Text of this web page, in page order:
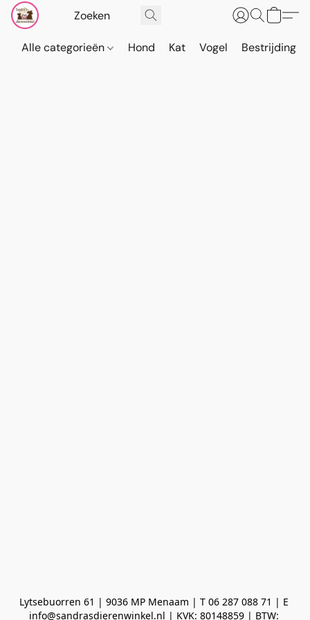
Alle categorieën Hond Kat Vogel Bestrijding
Lytsebuorren 61 | 9036 MP Menaam | T 06 287 088 71 | E
info@sandrasdierenwinkel.nl | KVK: 80148859 | BTW: